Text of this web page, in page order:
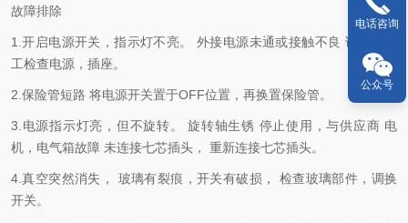
故障排除
1.开启电源开关，指示灯不亮。 外接电源未通或接触不良 请专业电
工检查电源，插座。
2.保险管短路 将电源开关置于OFF位置，再换置保险管。
3.电源指示灯亮，但不旋转。 旋转轴生锈 停止使用，与供应商 电
机，电气箱故障 未连接七芯插头， 重新连接七芯插头。
4.真空突然消失， 玻璃有裂痕，开关有破损， 检查玻璃部件，调换
开关。
电话咨询
公众号